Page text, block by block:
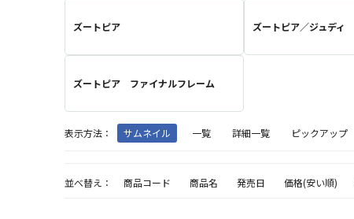
ズートピア ズートピア／ジュディ
ズートピア ファイナルフレーム
表示方法： サムネイル 一覧 詳細一覧 ピックアップ
並べ替え： 商品コード 商品名 発売日 価格(安い順)